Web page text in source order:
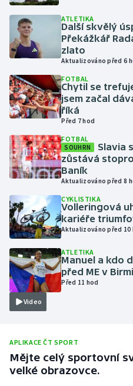
Jezdectví
Judo
Krasobruslení
Lezení
Lyže a snowboard
Moderní pětiboj
Motorsport
Olympijské hry
Parasport
Plavání
Plážový volejbal
Rychlobruslení
Rychlostní kanoistika
ATLETIKA
Další skvělý
Překážkář
zlato
Aktualizováno před 6
FOTBAL
Chytil se
jsem začal
říká
Před 7 hod
FOTBAL
SOUHRN
Slavia
zůstává
Baník
Aktualizováno před 8
CYKLISTIKA
Volleringová
kariéře
Aktualizováno před 10
Video
ATLETIKA
Manuel a kdo
před ME v
Před 11 hod
APLIKACE ČT SPORT
Mějte celý sportovní
velké obrazovce.